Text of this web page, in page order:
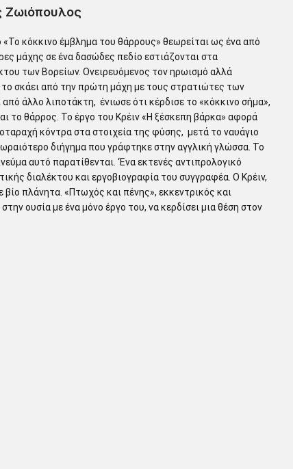
Ζωιόπουλος
κόκκινο έμβλημα του θάρρους» θεωρείται ως ένα από
μάχης σε ένα δασώδες πεδίο εστιάζονται στα
των Βορείων. Ονειρευόμενος τον ηρωισμό αλλά
σκάει από την πρώτη μάχη με τους στρατιώτες των
άλλο λιποτάκτη, ένιωσε ότι κέρδισε το «κόκκινο σήμα»,
το θάρρος. Το έργο του Κρέιν «Η ξέσκεπη βάρκα» αφορά
κόντρα στα στοιχεία της φύσης, μετά το ναυάγιο
διήγημα που γράφτηκε στην αγγλική γλώσσα. Το
αυτό παρατίθενται. ‘Ενα εκτενές αντιπρολογικό
διαλέκτου και εργοβιογραφία του συγγραφέα. Ο Κρέιν,
πλάνητα. «Πτωχός και πένης», εκκεντρικός και
ουσία με ένα μόνο έργο του, να κερδίσει μια θέση στον